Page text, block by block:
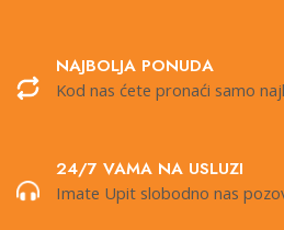
NAJBOLJA PONUDA
Kod nas ćete pronaći samo
24/7 VAMA NA USLUZI
Imate Upit slobodno nas